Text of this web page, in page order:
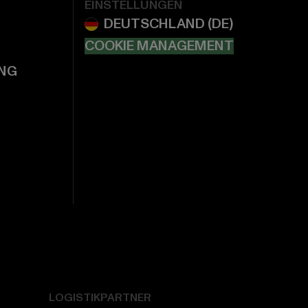
EINSTELLUNGEN
COOKIE MANAGEMENT
LOGISTIKPARTNER